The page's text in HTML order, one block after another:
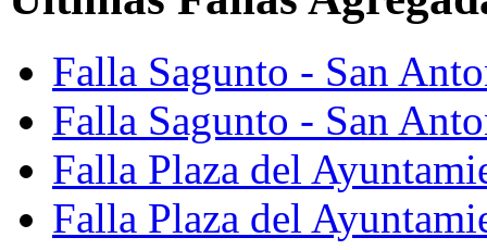
Falla Sagunto - San
Falla Sagunto - San
Falla Plaza del
Falla Plaza del